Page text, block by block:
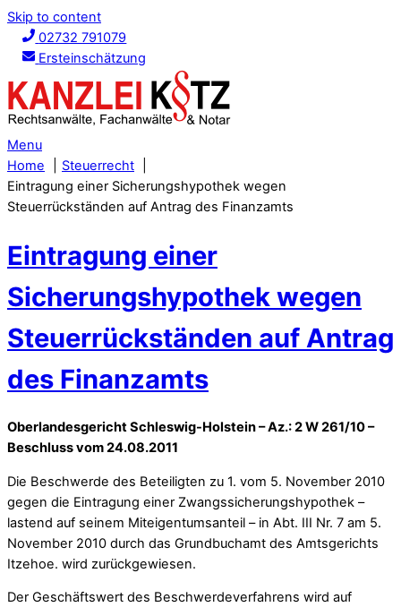
Skip to content
02732 791079
Ersteinschätzung
Menu
Home
Steuerrecht
Eintragung einer Sicherungshypothek wegen
Steuerrückständen auf Antrag des Finanzamts
Eintragung einer
Sicherungshypothek wegen
Steuerrückständen auf Antrag
des Finanzamts
Oberlandesgericht Schleswig-Holstein – Az.: 2 W 261/10 –
Beschluss vom 24.08.2011
Die Beschwerde des Beteiligten zu 1. vom 5. November 2010
gegen die Eintragung einer Zwangssicherungshypothek –
lastend auf seinem Miteigentumsanteil – in Abt. III Nr. 7 am 5.
November 2010 durch das Grundbuchamt des Amtsgerichts
Itzehoe. wird zurückgewiesen.
Der Geschäftswert des Beschwerdeverfahrens wird auf